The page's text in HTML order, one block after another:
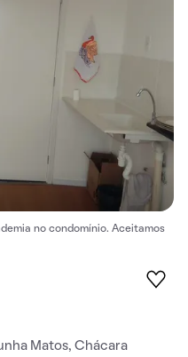
no condomínio. Aceitamos
Matos, Chácara